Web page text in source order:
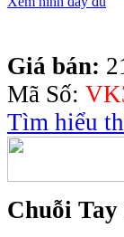
Giá bán:
Mã Số:
Tìm hiểu
Chuỗi